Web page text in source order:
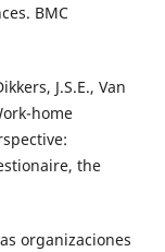
BMC
J.S.E., Van
home
the
organizaciones